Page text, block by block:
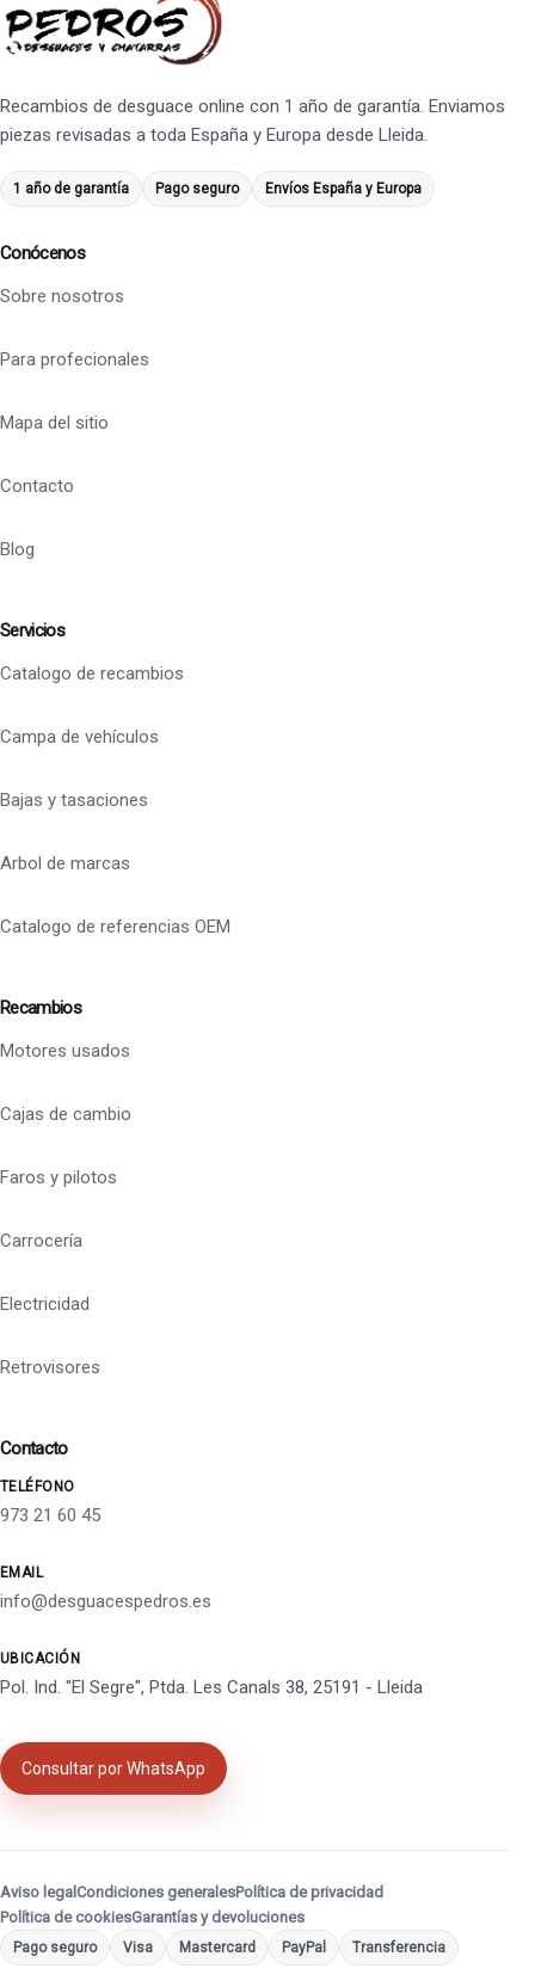
Recambios de desguace online con 1 año de garantía. Enviamos
piezas revisadas a toda España y Europa desde Lleida.
1 año de garantía Pago seguro Envíos España y Europa
Conócenos
Sobre nosotros
Para profecionales
Mapa del sitio
Contacto
Blog
Servicios
Catalogo de recambios
Campa de vehículos
Bajas y tasaciones
Arbol de marcas
Catalogo de referencias OEM
Recambios
Motores usados
Cajas de cambio
Faros y pilotos
Carrocería
Electricidad
Retrovisores
Contacto
TELÉFONO
973 21 60 45
EMAIL
info@desguacespedros.es
UBICACIÓN
Pol. Ind. "El Segre", Ptda. Les Canals 38, 25191 - Lleida
Consultar por WhatsApp
Aviso legal Condiciones generalesPolítica de privacidad
Política de cookiesGarantías y devoluciones
Pago seguro Visa Mastercard PayPal Transferencia